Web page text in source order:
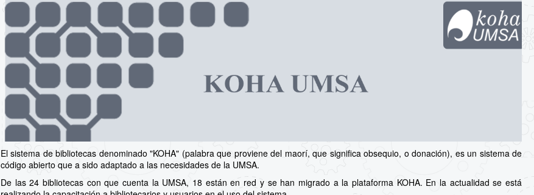
El sistema de bibliotecas denominado "KOHA" (palabra que proviene del maorí, que significa obsequio, o donación), es un sistema de
código abierto que a sido adaptado a las necesidades de la UMSA.
De las 24 bibliotecas con que cuenta la UMSA, 18 están en red y se han migrado a la plataforma KOHA. En la actualidad se está